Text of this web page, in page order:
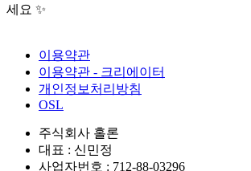
세요 ✨
이용약관
이용약관 - 크리에이터
개인정보처리방침
OSL
주식회사 홀론
대표 : 신민정
사업자번호 : 712-88-03296